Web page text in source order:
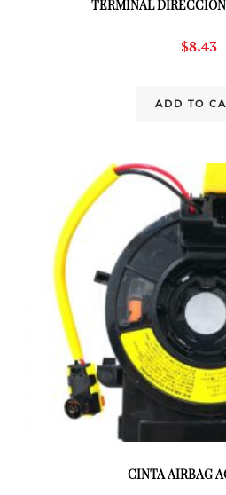
TERMINAL
$8.43
ADD TO
CINTA AIRBAG